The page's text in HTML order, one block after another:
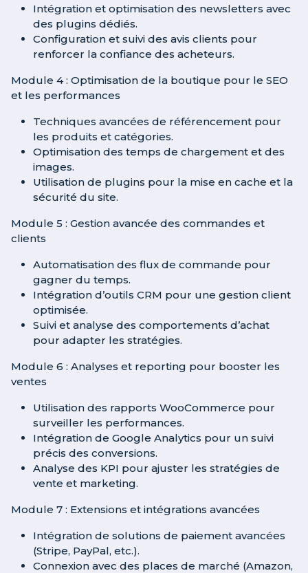
Intégration et optimisation des newsletters avec
des plugins dédiés.
Configuration et suivi des avis clients pour
renforcer la confiance des acheteurs.
Module 4 : Optimisation de la boutique pour le SEO
et les performances
Techniques avancées de référencement pour
les produits et catégories.
Optimisation des temps de chargement et des
images.
Utilisation de plugins pour la mise en cache et la
sécurité du site.
Module 5 : Gestion avancée des commandes et
clients
Automatisation des flux de commande pour
gagner du temps.
Intégration d’outils CRM pour une gestion client
optimisée.
Suivi et analyse des comportements d’achat
pour adapter les stratégies.
Module 6 : Analyses et reporting pour booster les
ventes
Utilisation des rapports WooCommerce pour
surveiller les performances.
Intégration de Google Analytics pour un suivi
précis des conversions.
Analyse des KPI pour ajuster les stratégies de
vente et marketing.
Module 7 : Extensions et intégrations avancées
Intégration de solutions de paiement avancées
(Stripe, PayPal, etc.).
Connexion avec des places de marché (Amazon,